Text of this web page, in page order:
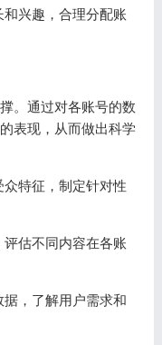
兴趣，合理分配账
。通过对各账号的数
表现，从而做出科学
特征，制定针对性
估不同内容在各账
，了解用户需求和